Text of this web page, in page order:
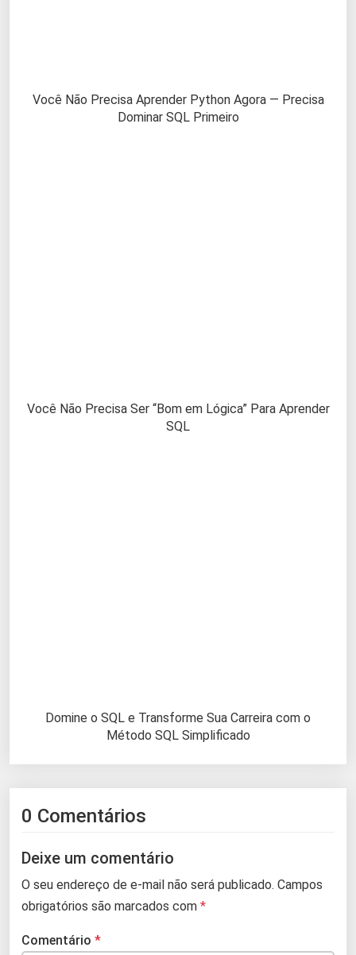
Você Não Precisa Aprender Python Agora — Precisa
Dominar SQL Primeiro
Você Não Precisa Ser “Bom em Lógica” Para Aprender
SQL
Domine o SQL e Transforme Sua Carreira com o
Método SQL Simplificado
0 Comentários
Deixe um comentário
O seu endereço de e-mail não será publicado. Campos
obrigatórios são marcados com *
Comentário *